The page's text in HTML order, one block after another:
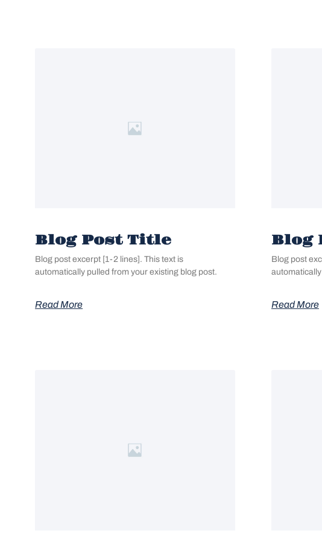
Blog Post Title
Blog post excerpt [1-2 lines]. This text is
automatically pulled from your existing blog post.
Read More
Blog
Blog post
Read More